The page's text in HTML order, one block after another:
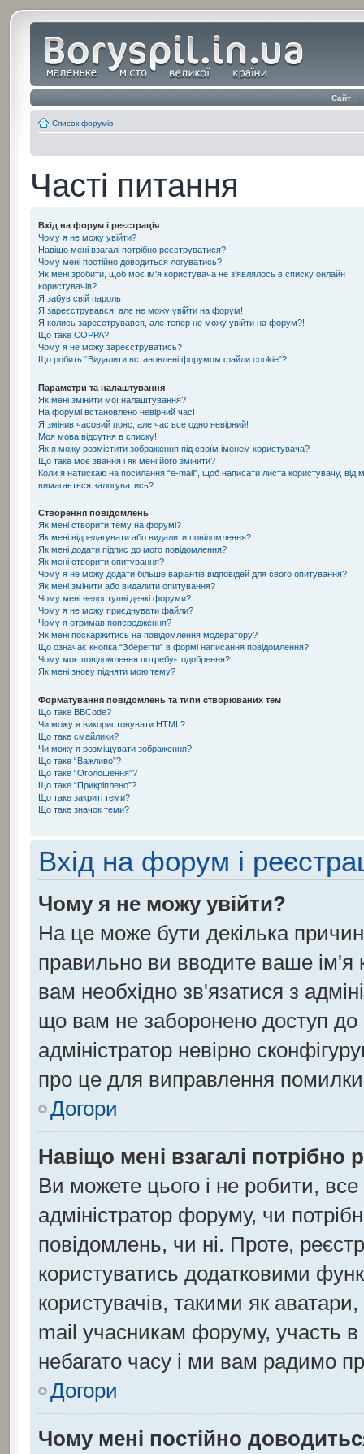
Сайт ‹
Список форумів
Часті питання
Вхід на форум і реєстрація
Чому я не можу увійти?
Навіщо мені взагалі потрібно реєструватися?
Чому мені постійно доводиться логуватись?
Як мені зробити, щоб моє ім'я користувача не з'являлось в списку онлайн
користувачів?
Я забув свій пароль
Я зареєструвався, але не можу увійти на форум!
Я колись зареєструвався, але тепер не можу увійти на форум?!
Що таке COPPA?
Чому я не можу зареєструватись?
Що робить “Видалити встановлені форумом файли cookie”?
Параметри та налаштування
Як мені змінити мої налаштування?
На форумі встановлено невірний час!
Я змінив часовий пояс, але час все одно невірний!
Моя мова відсутня в списку!
Як я можу розмістити зображення під своїм іменем користувача?
Що таке моє звання і як мені його змінити?
Коли я натискаю на посилання “e-mail”, щоб написати листа користувачу, від
вимагається залогуватись?
Створення повідомлень
Як мені створити тему на форумі?
Як мені відредагувати або видалити повідомлення?
Як мені додати підпис до мого повідомлення?
Як мені створити опитування?
Чому я не можу додати більше варіантів відповідей для свого опитування?
Як мені змінити або видалити опитування?
Чому мені недоступні деякі форуми?
Чому я не можу приєднувати файли?
Чому я отримав попередження?
Як мені поскаржитись на повідомлення модератору?
Що означає кнопка “Зберегти” в формі написання повідомлення?
Чому моє повідомлення потребує одобрення?
Як мені знову підняти мою тему?
Форматування повідомлень та типи створюваних тем
Що таке BBCode?
Чи можу я використовувати HTML?
Що таке смайлики?
Чи можу я розміщувати зображення?
Що таке “Важливо”?
Що таке “Оголошення”?
Що таке “Прикріплено”?
Що таке закриті теми?
Що таке значок теми?
Вхід на форум і
Чому я не можу увійти?
На це може бути декілька
правильно ви вводите ваше ім'я
вам необхідно зв'язатися з
що вам не заборонено доступ
адміністратор невірно
про це для виправлення
Догори
Навіщо мені взагалі потрібно
Ви можете цього і не робити,
адміністратор форуму, чи
повідомлень, чи ні. Проте,
користуватись додатковими
користувачів, такими як
mail учасникам форуму, участь в
небагато часу і ми вам радимо
Догори
Чому мені постійно